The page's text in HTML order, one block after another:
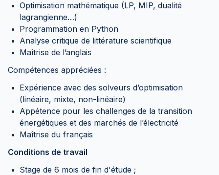
Optimisation mathématique (LP, MIP, dualité
lagrangienne…)
Programmation en Python
Analyse critique de littérature scientifique
Maîtrise de l’anglais
Compétences appréciées :
Expérience avec des solveurs d’optimisation
(linéaire, mixte, non-linéaire)
Appétence pour les challenges de la transition
énergétiques et des marchés de l’électricité
Maîtrise du français
Conditions de travail
Stage de 6 mois de fin d'étude ;